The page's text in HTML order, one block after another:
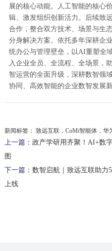
展的核心动能。人工智能的核心
辑、激发组织创新活力。后续致
合作，整合双方技术、场景与生
分身解决方案。依托多年深耕企
统办公与管理壁垒，以AI重塑全
入企业全员、全流程、全场景，
智运营的全面升级，深耕数智领
协同、高效智能的企业数智发展新
新闻标签： 致远互联，CoMi智能体，华
上一篇： 政产学研用齐聚！AI+数
图
下一篇： 数智启航｜致远互联助力
上线